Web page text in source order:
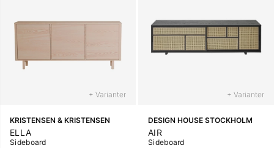
+ Varianter
KRISTENSEN & KRISTENSEN
ELLA
Sideboard
+ Varianter
DESIGN HOUSE STOCKHOLM
AIR
Sideboard